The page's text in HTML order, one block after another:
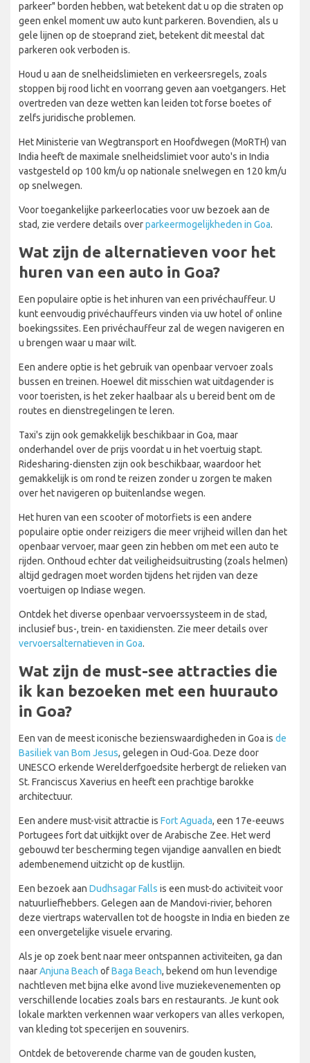
parkeer" borden hebben, wat betekent dat u op die straten op
geen enkel moment uw auto kunt parkeren. Bovendien, als u
gele lijnen op de stoeprand ziet, betekent dit meestal dat
parkeren ook verboden is.
Houd u aan de snelheidslimieten en verkeersregels, zoals
stoppen bij rood licht en voorrang geven aan voetgangers. Het
overtreden van deze wetten kan leiden tot forse boetes of
zelfs juridische problemen.
Het Ministerie van Wegtransport en Hoofdwegen (MoRTH) van
India heeft de maximale snelheidslimiet voor auto's in India
vastgesteld op 100 km/u op nationale snelwegen en 120 km/u
op snelwegen.
Voor toegankelijke parkeerlocaties voor uw bezoek aan de
stad, zie verdere details overparkeermogelijkheden in Goa.
Wat zijn de alternatieven voor het
huren van een auto in Goa?
Een populaire optie is het inhuren van een privéchauffeur. U
kunt eenvoudig privéchauffeurs vinden via uw hotel of online
boekingssites. Een privéchauffeur zal de wegen navigeren en
u brengen waar u maar wilt.
Een andere optie is het gebruik van openbaar vervoer zoals
bussen en treinen. Hoewel dit misschien wat uitdagender is
voor toeristen, is het zeker haalbaar als u bereid bent om de
routes en dienstregelingen te leren.
Taxi's zijn ook gemakkelijk beschikbaar in Goa, maar
onderhandel over de prijs voordat u in het voertuig stapt.
Ridesharing-diensten zijn ook beschikbaar, waardoor het
gemakkelijk is om rond te reizen zonder u zorgen te maken
over het navigeren op buitenlandse wegen.
Het huren van een scooter of motorfiets is een andere
populaire optie onder reizigers die meer vrijheid willen dan het
openbaar vervoer, maar geen zin hebben om met een auto te
rijden. Onthoud echter dat veiligheidsuitrusting (zoals helmen)
altijd gedragen moet worden tijdens het rijden van deze
voertuigen op Indiase wegen.
Ontdek het diverse openbaar vervoerssysteem in de stad,
inclusief bus-, trein- en taxidiensten. Zie meer details over
vervoersalternatieven in Goa.
Wat zijn de must-see attracties die
ik kan bezoeken met een huurauto
in Goa?
Een van de meest iconische bezienswaardigheden in Goa is de
Basiliek van Bom Jesus, gelegen in Oud-Goa. Deze door
UNESCO erkende Werelderfgoedsite herbergt de relieken van
St. Franciscus Xaverius en heeft een prachtige barokke
architectuur.
Een andere must-visit attractie is Fort Aguada, een 17e-eeuws
Portugees fort dat uitkijkt over de Arabische Zee. Het werd
gebouwd ter bescherming tegen vijandige aanvallen en biedt
adembenemend uitzicht op de kustlijn.
Een bezoek aan Dudhsagar Falls is een must-do activiteit voor
natuurliefhebbers. Gelegen aan de Mandovi-rivier, behoren
deze viertraps watervallen tot de hoogste in India en bieden ze
een onvergetelijke visuele ervaring.
Als je op zoek bent naar meer ontspannen activiteiten, ga dan
naarAnjuna Beach ofBaga Beach, bekend om hun levendige
nachtleven met bijna elke avond live muziekevenementen op
verschillende locaties zoals bars en restaurants. Je kunt ook
lokale markten verkennen waar verkopers van alles verkopen,
van kleding tot specerijen en souvenirs.
Ontdek de betoverende charme van de gouden kusten,